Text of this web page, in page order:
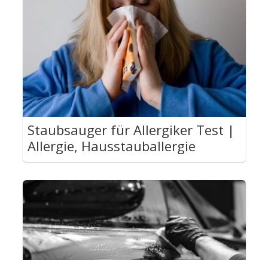
Staubsauger für Allergiker Test |
Allergie, Hausstauballergie